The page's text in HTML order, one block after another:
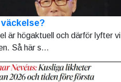
är högaktuell och därför lyfter vi
Så här s...